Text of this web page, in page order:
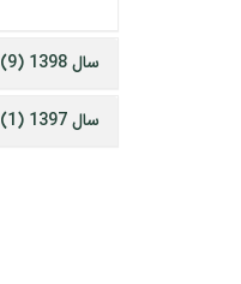
سال 1398 (9)
سال 1397 (1)